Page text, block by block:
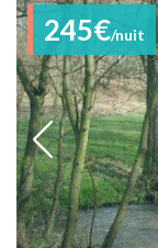
245€/nuit